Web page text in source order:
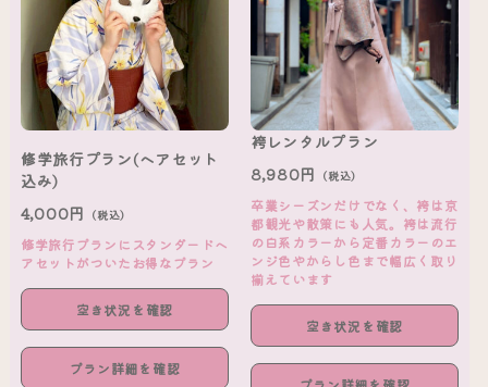
修学旅行プラン(ヘアセット
込み)
4,000円 （税込）
修学旅行プランにスタンダードヘ
アセットがついたお得なプラン
空き状況を確認
プラン詳細を確認
袴レンタルプラン
8,980円 （税込）
卒業シーズンだけでなく、袴は京
都観光や散策にも人気。袴は流行
の白系カラーから定番カラーのエ
ンジ色やからし色まで幅広く取り
揃えています
空き状況を確認